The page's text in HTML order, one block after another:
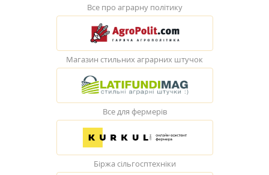
Все про аграрну політику
Магазин стильних аграрних штучок
Все для фермерів
Біржа сільгосптехніки